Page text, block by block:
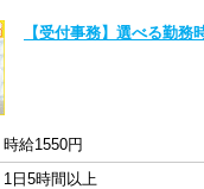
【受付事務】選べる勤務
時給1550円
1日5時間以上